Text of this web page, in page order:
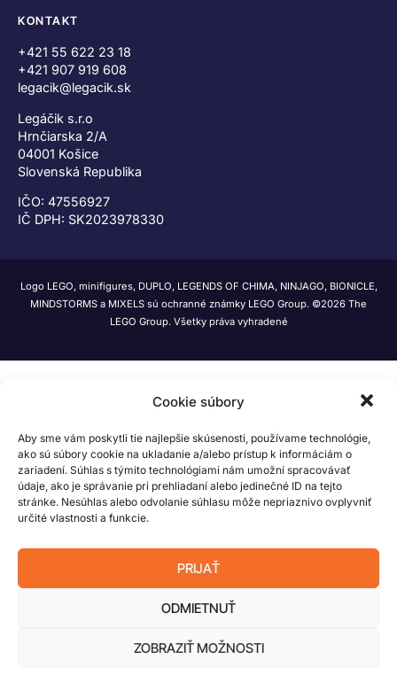
Cookie súbory
Aby sme vám poskytli tie najlepšie skúsenosti, používame technológie,
ako sú súbory cookie na ukladanie a/alebo prístup k informáciám o
zariadení. Súhlas s týmito technológiami nám umožní spracovávať
údaje, ako je správanie pri prehliadaní alebo jedinečné ID na tejto
stránke. Nesúhlas alebo odvolanie súhlasu môže nepriaznivo ovplyvniť
určité vlastnosti a funkcie.
PRIJAŤ
ODMIETNUŤ
ZOBRAZIŤ MOŽNOSTI
KONTAKT
+421 55 622 23 18
+421 907 919 608
legacik@legacik.sk
Legáčik s.r.o
Hrnčiarska 2/A
04001 Košice
Slovenská Republika
IČO: 47556927
IČ DPH: SK2023978330
Logo LEGO, minifigures, DUPLO, LEGENDS OF CHIMA, NINJAGO, BIONICLE,
MINDSTORMS a MIXELS sú ochranné známky LEGO Group. ©2026 The
LEGO Group. Všetky práva vyhradené